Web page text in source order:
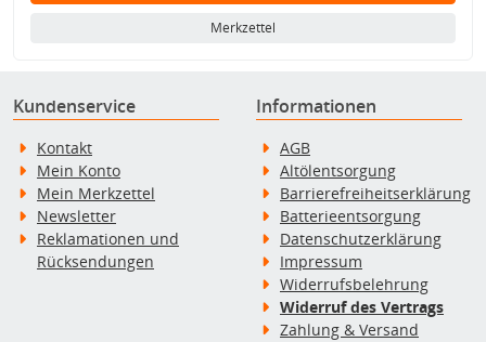
Merkzettel
Kundenservice
Kontakt
Mein Konto
Mein Merkzettel
Newsletter
Reklamationen und
Rücksendungen
Informationen
AGB
Altölentsorgung
Barrierefreiheitserklärung
Batterieentsorgung
Datenschutzerklärung
Impressum
Widerrufsbelehrung
Widerruf des Vertrags
Zahlung & Versand